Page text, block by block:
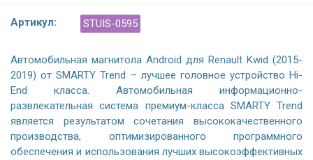
Артикул: STUIS-0595
Автомобильная магнитола Android для Renault Kwid (2015-
2019) от SMARTY Trend – лучшее головное устройство Hi-
End класса. Автомобильная информационно-
развлекательная система премиум-класса SMARTY Trend
является результатом сочетания высококачественного
производства, оптимизированного программного
обеспечения и использования лучших высокоэффективных